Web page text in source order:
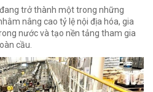
trở thành một trong những
nâng cao tỷ lệ nội địa hóa, gia
nước và tạo nền tảng tham gia
cầu.